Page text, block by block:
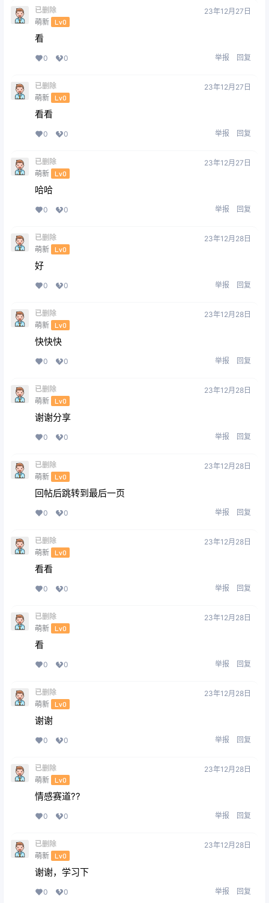
已删除
萌新 Lv0
23年12月27日
看
0 0 举报 回复
已删除
萌新 Lv0
23年12月27日
看看
0 0 举报 回复
已删除
萌新 Lv0
23年12月27日
哈哈
0 0 举报 回复
已删除
萌新 Lv0
23年12月28日
好
0 0 举报 回复
已删除
萌新 Lv0
23年12月28日
快快快
0 0 举报 回复
已删除
萌新 Lv0
23年12月28日
谢谢分享
0 0 举报 回复
已删除
萌新 Lv0
23年12月28日
回帖后跳转到最后一页
0 0 举报 回复
已删除
萌新 Lv0
23年12月28日
看看
0 0 举报 回复
已删除
萌新 Lv0
23年12月28日
看
0 0 举报 回复
已删除
萌新 Lv0
23年12月28日
谢谢
0 0 举报 回复
已删除
萌新 Lv0
23年12月28日
情感赛道??
0 0 举报 回复
已删除
萌新 Lv0
23年12月28日
谢谢，学习下
0 0 举报 回复